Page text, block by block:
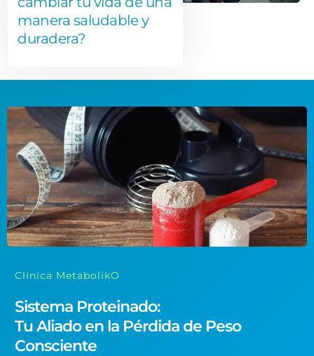
manera saludable y
duradera?
Clínica MetabolikO
Sistema Proteinado:
Tu Aliado en la Pérdida de Peso
Consciente